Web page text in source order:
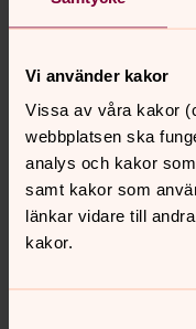
Vi använder kakor
Vissa av våra kakor
webbplatsen ska
analys och kakor
samt kakor som
länkar vidare till
kakor.
återbetalning av
Avtalet löper tills
Avtalet börjar gälla
församlingen.
Betalning
efter att